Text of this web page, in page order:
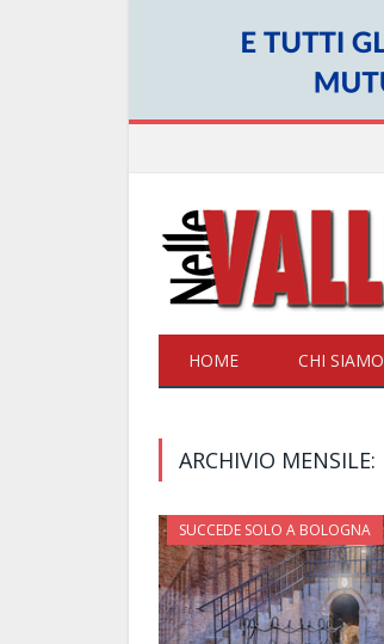
HOME CHI SIAMO
ARCHIVIO MENSILE:
SUCCEDE SOLO A BOLOGNA